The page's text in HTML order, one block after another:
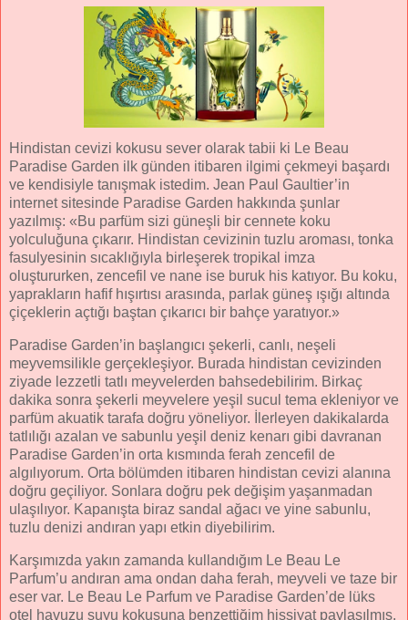
Hindistan cevizi kokusu sever olarak tabii ki Le Beau
Paradise Garden ilk günden itibaren ilgimi çekmeyi başardı
ve kendisiyle tanışmak istedim. Jean Paul Gaultier’in
internet sitesinde Paradise Garden hakkında şunlar
yazılmış: «Bu parfüm sizi güneşli bir cennete koku
yolculuğuna çıkarır. Hindistan cevizinin tuzlu aroması, tonka
fasulyesinin sıcaklığıyla birleşerek tropikal imza
oluştururken, zencefil ve nane ise buruk his katıyor. Bu koku,
yaprakların hafif hışırtısı arasında, parlak güneş ışığı altında
çiçeklerin açtığı baştan çıkarıcı bir bahçe yaratıyor.»
Paradise Garden’in başlangıcı şekerli, canlı, neşeli
meyvemsilikle gerçekleşiyor. Burada hindistan cevizinden
ziyade lezzetli tatlı meyvelerden bahsedebilirim. Birkaç
dakika sonra şekerli meyvelere yeşil sucul tema ekleniyor ve
parfüm akuatik tarafa doğru yöneliyor. İlerleyen dakikalarda
tatlılığı azalan ve sabunlu yeşil deniz kenarı gibi davranan
Paradise Garden’in orta kısmında ferah zencefil de
algılıyorum. Orta bölümden itibaren hindistan cevizi alanına
doğru geçiliyor. Sonlara doğru pek değişim yaşanmadan
ulaşılıyor. Kapanışta biraz sandal ağacı ve yine sabunlu,
tuzlu denizi andıran yapı etkin diyebilirim.
Karşımızda yakın zamanda kullandığım Le Beau Le
Parfum’u andıran ama ondan daha ferah, meyveli ve taze bir
eser var. Le Beau Le Parfum ve Paradise Garden’de lüks
otel havuzu suyu kokusuna benzettiğim hissiyat paylaşılmış.